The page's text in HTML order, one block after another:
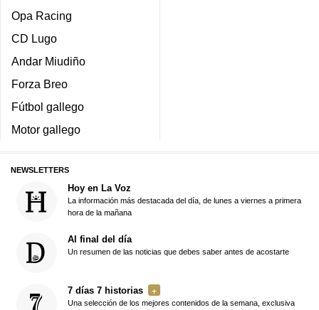
Opa Racing
CD Lugo
Andar Miudiño
Forza Breo
Fútbol gallego
Motor gallego
NEWSLETTERS
Hoy en La Voz
La información más destacada del día, de lunes a viernes a primera
hora de la mañana
Al final del día
Un resumen de las noticias que debes saber antes de acostarte
7 días 7 historias
Una selección de los mejores contenidos de la semana, exclusiva